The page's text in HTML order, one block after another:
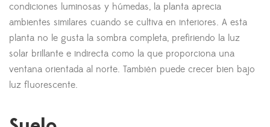
condiciones luminosas y húmedas, la planta aprecia
ambientes similares cuando se cultiva en interiores. A esta
planta no le gusta la sombra completa, prefiriendo la luz
solar brillante e indirecta como la que proporciona una
ventana orientada al norte. También puede crecer bien bajo
luz fluorescente.